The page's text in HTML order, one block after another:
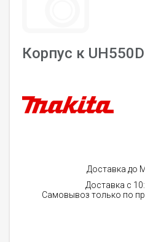
Корпус к
Доставка до
Доставка с
Самовывоз только по